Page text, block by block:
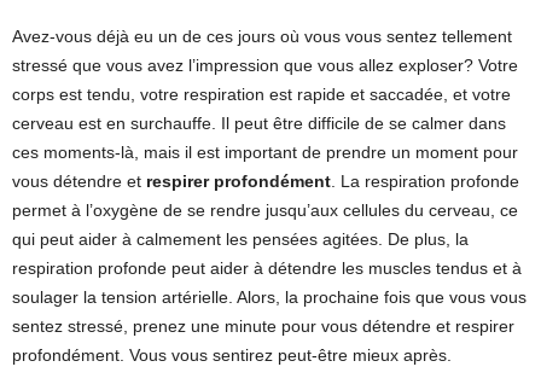
Avez-vous déjà eu un de ces jours où vous vous sentez tellement
stressé que vous avez l’impression que vous allez exploser? Votre
corps est tendu, votre respiration est rapide et saccadée, et votre
cerveau est en surchauffe. Il peut être difficile de se calmer dans
ces moments-là, mais il est important de prendre un moment pour
vous détendre et respirer profondément. La respiration profonde
permet à l’oxygène de se rendre jusqu’aux cellules du cerveau, ce
qui peut aider à calmement les pensées agitées. De plus, la
respiration profonde peut aider à détendre les muscles tendus et à
soulager la tension artérielle. Alors, la prochaine fois que vous vous
sentez stressé, prenez une minute pour vous détendre et respirer
profondément. Vous vous sentirez peut-être mieux après.